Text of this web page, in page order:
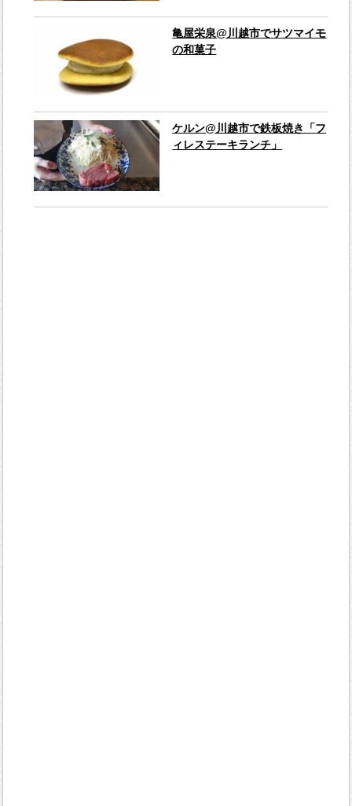
亀屋栄泉@川越市でサツマイモ
の和菓子
ケルン@川越市で鉄板焼き「フ
ィレステーキランチ」